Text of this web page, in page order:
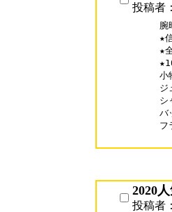
投稿者：
腕
★
★
小
バ
2020
投稿者：